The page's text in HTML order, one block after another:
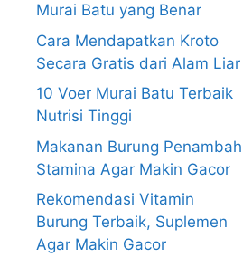
Murai Batu yang Benar
Cara Mendapatkan Kroto
Secara Gratis dari Alam Liar
10 Voer Murai Batu Terbaik
Nutrisi Tinggi
Makanan Burung Penambah
Stamina Agar Makin Gacor
Rekomendasi Vitamin
Burung Terbaik, Suplemen
Agar Makin Gacor